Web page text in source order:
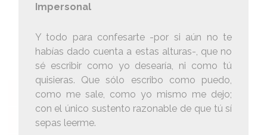
Impersonal
Y todo para confesarte -por si aún no te
habías dado cuenta a estas alturas-, que no
sé escribir como yo desearía, ni como tú
quisieras. Que sólo escribo como puedo,
como me sale, como yo mismo me dejo;
con el único sustento razonable de que tú sí
sepas leerme.